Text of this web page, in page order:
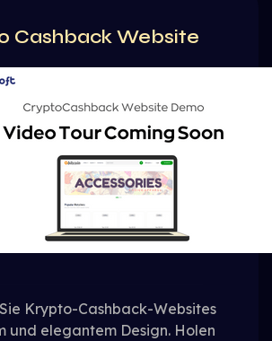
Cashback Website
Krypto-Cashback-Websites
und elegantem Design. Holen